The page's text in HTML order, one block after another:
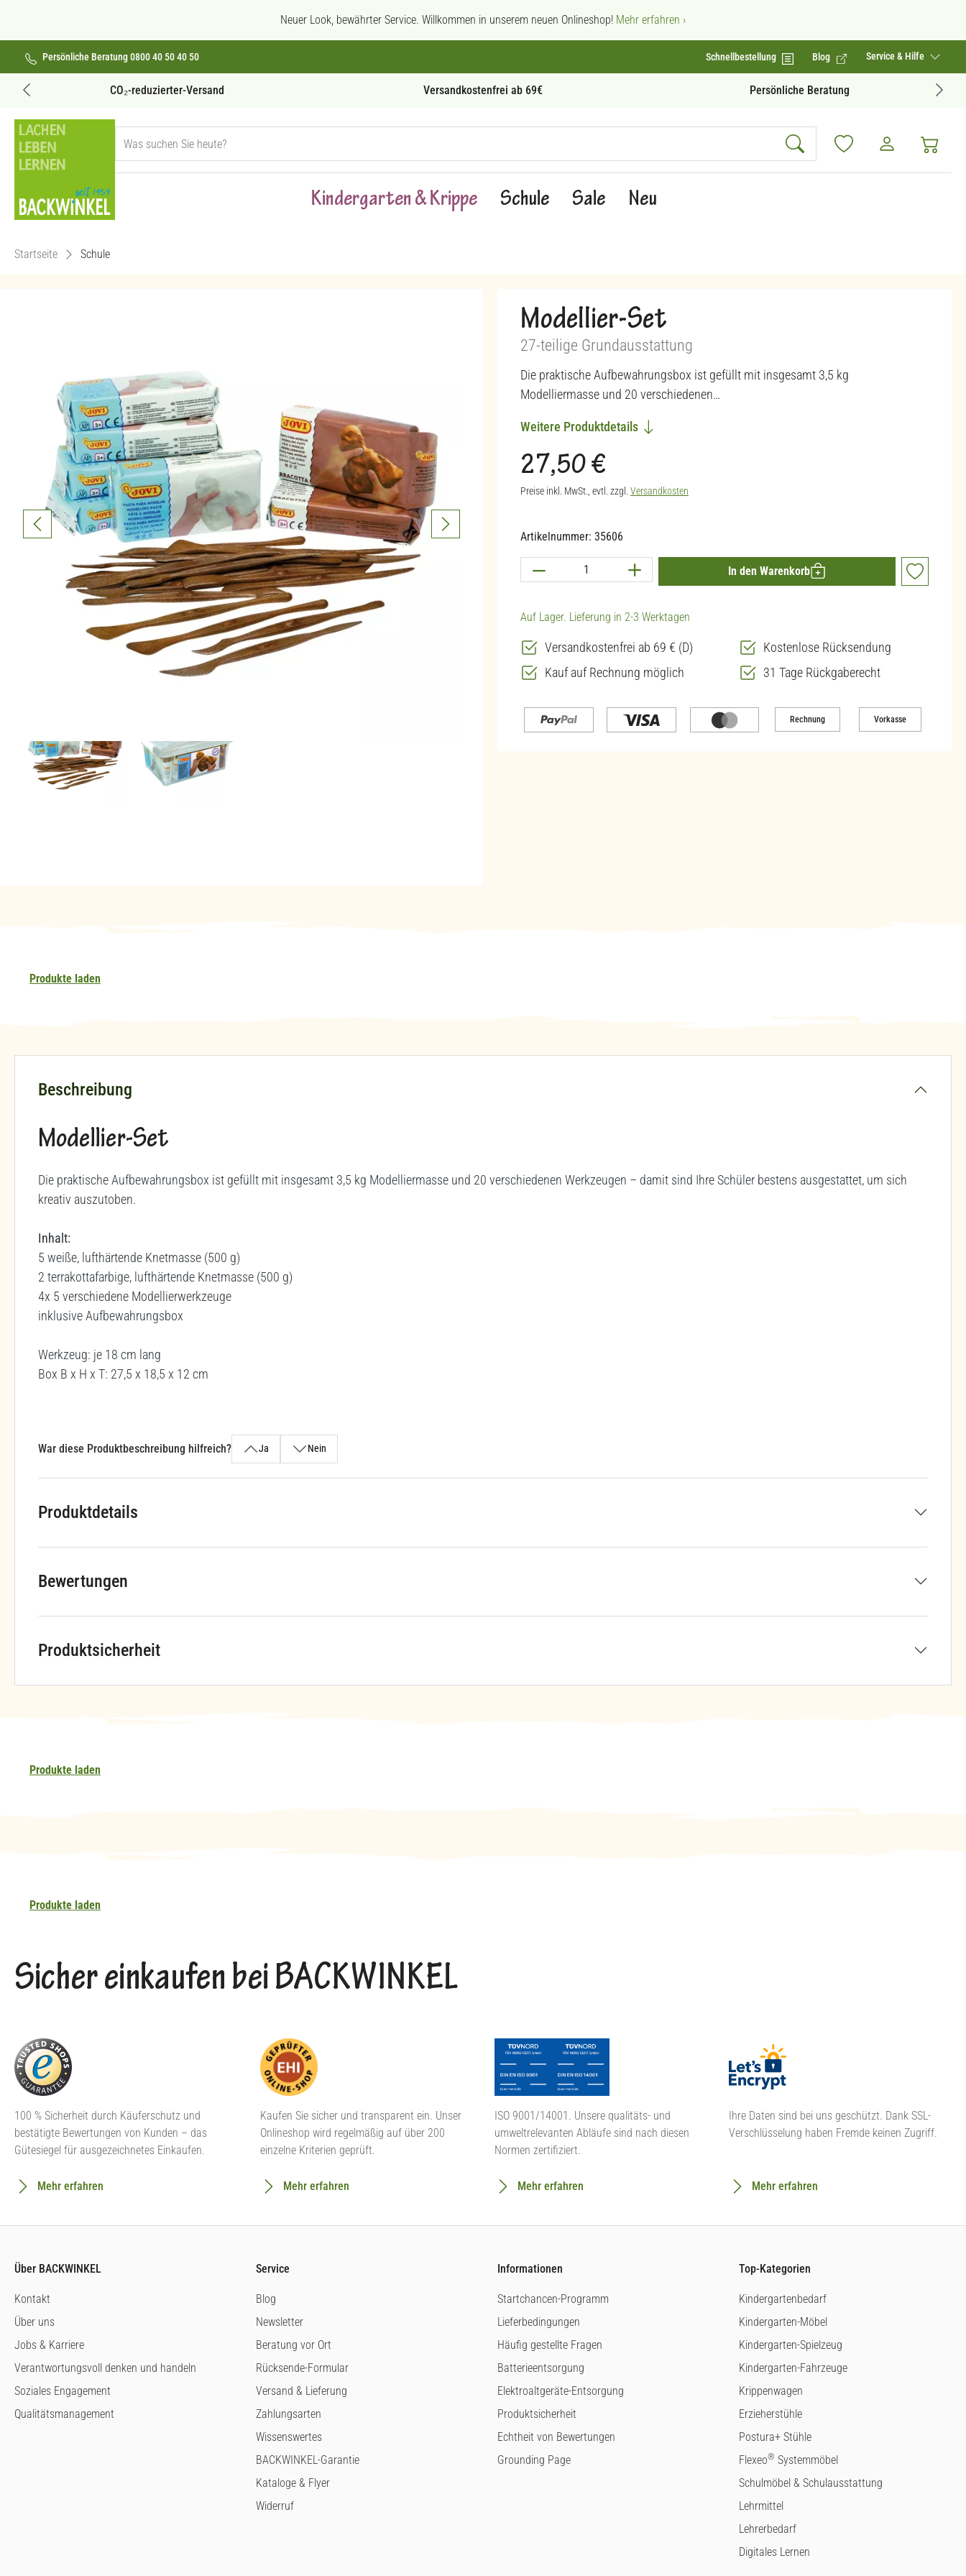
Neuer Look, bewährter Service. Willkommen in unserem neuen Onlineshop! Mehr erfahren ›
Persönliche Beratung 0800 40 50 40 50 Schnellbestellung Blog Service & Hilfe
Versandkostenfrei ab 69€ Persönliche Beratung Geprüfte Produktqualität
Kindergarten & Krippe Schule Sale Neu
Startseite Schule
Modellier-Set
27-teilige Grundausstattung
Die praktische Aufbewahrungsbox ist gefüllt mit insgesamt 3,5 kg
Modelliermasse und 20 verschiedenen…
Weitere Produktdetails
Regulärer Preis:
27,50 €
Preise inkl. MwSt., evtl. zzgl. Versandkosten
Artikelnummer: 35606
Produkt Anzahl: Gib den gewünschten Wert ein oder benutze
In den Warenkorb
Auf Lager. Lieferung in 2-3 Werktagen
Versandkostenfrei ab 69 € (D)
Kostenlose Rücksendung
Kauf auf Rechnung möglich
31 Tage Rückgaberecht
Rechnung Vorkasse
Produkte laden
Beschreibung
Modellier-Set
Die praktische Aufbewahrungsbox ist gefüllt mit insgesamt 3,5 kg Modelliermasse und 20 verschiedenen Werkzeugen – damit sind Ihre Schüler bestens ausgestattet, um sich
kreativ auszutoben.
Inhalt:
5 weiße, lufthärtende Knetmasse (500 g)
2 terrakottafarbige, lufthärtende Knetmasse (500 g)
4x 5 verschiedene Modellierwerkzeuge
inklusive Aufbewahrungsbox
Werkzeug: je 18 cm lang
Box B x H x T: 27,5 x 18,5 x 12 cm
War diese Produktbeschreibung hilfreich? Ja Nein
Produktdetails
Bewertungen
Produktsicherheit
Produkte laden
Produkte laden
Sicher einkaufen bei BACKWINKEL
100 % Sicherheit durch Käuferschutz und
bestätigte Bewertungen von Kunden – das
Gütesiegel für ausgezeichnetes Einkaufen.
Mehr erfahren
Kaufen Sie sicher und transparent ein. Unser
Onlineshop wird regelmäßig auf über 200
einzelne Kriterien geprüft.
Mehr erfahren
ISO 9001/14001. Unsere qualitäts- und
umweltrelevanten Abläufe sind nach diesen
Normen zertifiziert.
Mehr erfahren
Ihre Daten sind bei uns geschützt. Dank SSL-
Verschlüsselung haben Fremde keinen Zugriff.
Mehr erfahren
Über BACKWINKEL
Kontakt
Über uns
Jobs & Karriere
Verantwortungsvoll denken und handeln
Soziales Engagement
Qualitätsmanagement
Service
Blog
Newsletter
Beratung vor Ort
Rücksende-Formular
Versand & Lieferung
Zahlungsarten
Wissenswertes
BACKWINKEL-Garantie
Kataloge & Flyer
Widerruf
Informationen
Startchancen-Programm
Lieferbedingungen
Häufig gestellte Fragen
Batterieentsorgung
Elektroaltgeräte-Entsorgung
Produktsicherheit
Echtheit von Bewertungen
Grounding Page
Top-Kategorien
Kindergartenbedarf
Kindergarten-Möbel
Kindergarten-Spielzeug
Kindergarten-Fahrzeuge
Krippenwagen
Erzieherstühle
Postura+ Stühle
Flexeo® Systemmöbel
Schulmöbel & Schulausstattung
Lehrmittel
Lehrerbedarf
Digitales Lernen